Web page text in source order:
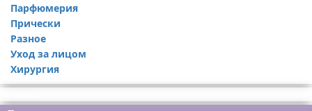
Парфюмерия
Прически
Разное
Уход за лицом
Хирургия